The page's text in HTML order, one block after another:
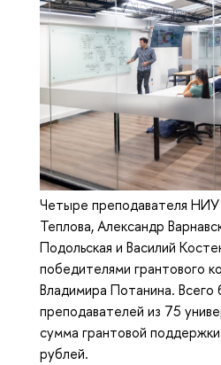
Четыре преподавателя
Теплова, Александр
Подольская и Василий
победителями грантового
Владимира Потанина.
преподавателей из 75
сумма грантовой
рублей.